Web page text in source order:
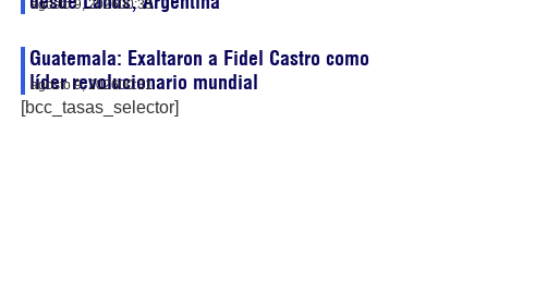
agosto 9, 202600:33
Guatemala: Exaltaron a Fidel Castro como
líder revolucionario mundial
agosto 9, 202600:31
[bcc_tasas_selector]